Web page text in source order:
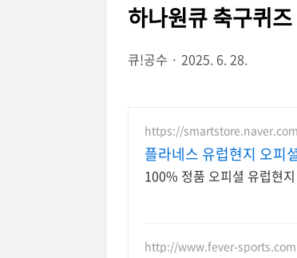
하나원큐 축구퀴
큐!공수 2025. 6. 28.
https://
플라네스 유럽현지 오피
100% 정품 오피셜 유럽현
http://www.fever-sports.com